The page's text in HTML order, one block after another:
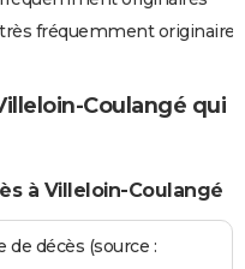
fréquemment originaires
Coulangé qui
à Villeloin-Coulangé
décès (source :